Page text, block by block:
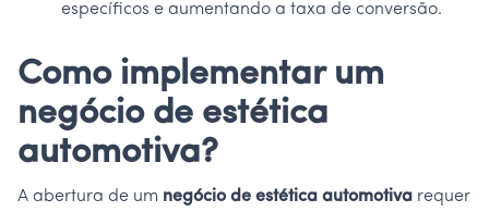
específicos e aumentando a taxa de conversão.
Como implementar um
negócio de estética
automotiva?
A abertura de um negócio de estética automotiva requer